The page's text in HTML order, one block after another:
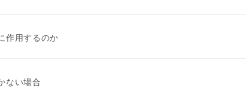
作用するのか
ない場合